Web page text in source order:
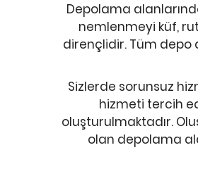
Depolama
nemlenmeyi küf,
dirençlidir. Tüm depo
Sizlerde sorunsuz
hizmeti tercih
oluşturulmaktadır.
olan depolama